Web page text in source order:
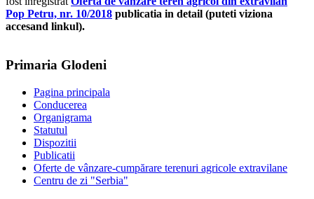
Pop Petru, nr. 10/2018 publicatia in detail (puteti viziona
accesand linkul).
Primaria Glodeni
Pagina principala
Conducerea
Organigrama
Statutul
Dispozitii
Publicatii
Oferte de vânzare-cumpărare terenuri agricole extravilane
Centru de zi "Serbia"